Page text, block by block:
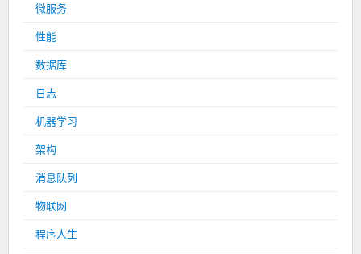
微服务
性能
数据库
日志
机器学习
架构
消息队列
物联网
程序人生